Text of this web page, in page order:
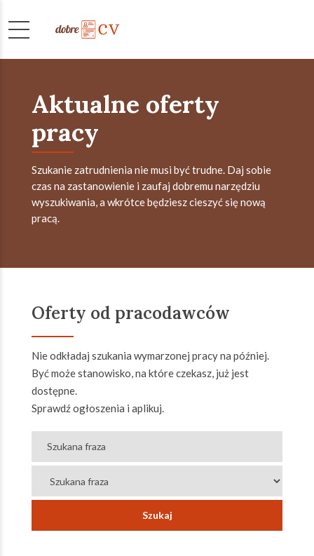
Aktualne oferty
pracy
Szukanie zatrudnienia nie musi być trudne. Daj sobie
czas na zastanowienie i zaufaj dobremu narzędziu
wyszukiwania, a wkrótce będziesz cieszyć się nową
pracą.
Oferty od pracodawców
Nie odkładaj szukania wymarzonej pracy na później.
Być może stanowisko, na które czekasz, już jest
dostępne.
Sprawdź ogłoszenia i aplikuj.